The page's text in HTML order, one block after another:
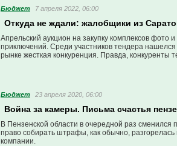
Бюджет 7 апреля 2022, 06:00
Откуда не ждали: жалобщики из
Апрельский аукцион на закупку комплексов
приключений. Среди участников тендера
рынке жесткая конкуренция. Правда, конкуренты
Бюджет 23 апреля 2020, 06:00
Война за камеры. Письма счастья
В Пензенской области в очередной раз
право собирать штрафы, как обычно,
компании.